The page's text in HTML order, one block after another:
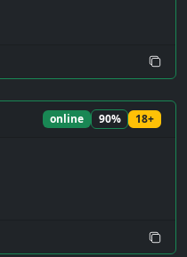
online 90% 18+